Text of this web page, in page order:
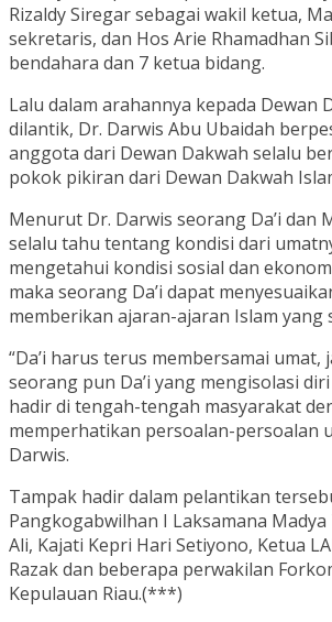
Rizaldy Siregar sebagai wakil ketua,
sekretaris, dan Hos Arie Rhamadhan
bendahara dan 7 ketua bidang.
Lalu dalam arahannya kepada Dewan
dilantik, Dr. Darwis Abu Ubaidah
anggota dari Dewan Dakwah selalu
pokok pikiran dari Dewan Dakwah
Menurut Dr. Darwis seorang Da’i dan
selalu tahu tentang kondisi dari
mengetahui kondisi sosial dan
maka seorang Da’i dapat
memberikan ajaran-ajaran Islam yang
“Da’i harus terus membersamai umat,
seorang pun Da’i yang mengisolasi
hadir di tengah-tengah masyarakat
memperhatikan persoalan-persoalan
Darwis.
Tampak hadir dalam pelantikan
Pangkogabwilhan I Laksamana
Ali, Kajati Kepri Hari Setiyono, Ketua
Razak dan beberapa perwakilan
Kepulauan Riau.(***)